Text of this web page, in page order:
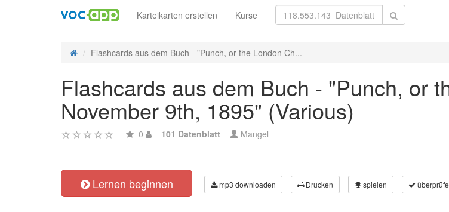
Karteikarten erstellen Kurse
Flashcards aus dem Buch - "Punch, or the London Ch...
Flashcards aus dem Buch - "Punch, or
November 9th, 1895" (Various)
0 101 Datenblatt Mangel
Lernen beginnen mp3 downloaden Drucken spielen